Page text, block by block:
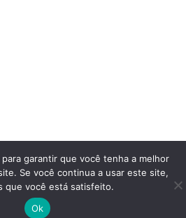
garantir que você tenha a melhor
Se você continua a usar este site,
que você está satisfeito.
Ok